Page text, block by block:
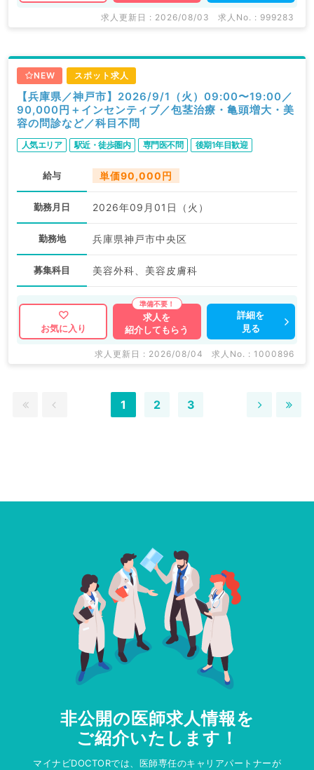
求人更新日 : 2026/08/03 求人No. : 999283
NEW スポット求人
【兵庫県／神戸市】2026/9/1（火）09:00〜19:00／
90,000円＋インセンティブ／包茎治療・亀頭増大・美
容の問診など／科目不問
人気エリア 駅近・徒歩圏内 専門医不問 後期1年目歓迎
給与 単価90,000円
勤務月日 2026年09月01日（火）
勤務地 兵庫県神戸市中央区
募集科目 美容外科、美容皮膚科
お気に入り
求人を
紹介してもらう
詳細を
見る
求人更新日 : 2026/08/04 求人No. : 1000896
1 2 3
非公開の医師求人情報を
ご紹介いたします！
マイナビDOCTORでは、医師専任のキャリアパートナーが